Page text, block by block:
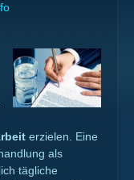
erzielen. Eine
als
tägliche